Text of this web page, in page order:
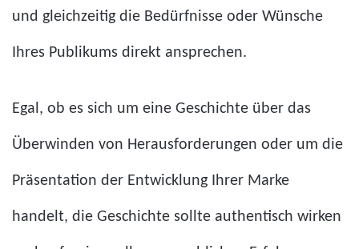
und gleichzeitig die Bedürfnisse oder Wünsche
Ihres Publikums direkt ansprechen.
Egal, ob es sich um eine Geschichte über das
Überwinden von Herausforderungen oder um die
Präsentation der Entwicklung Ihrer Marke
handelt, die Geschichte sollte authentisch wirken